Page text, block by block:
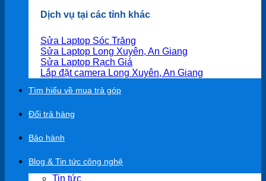
Dịch vụ tại các tỉnh khác
Sửa Laptop Sóc Trăng
Sửa Laptop Long Xuyên, An Giang
Sửa Laptop Rạch Giá
Lắp đặt camera Long Xuyên, An Giang
Tìm hiểu về mua trả góp
Đổi trả hàng
Bảo hành
Blog & Tin tức công nghệ
Tin tức